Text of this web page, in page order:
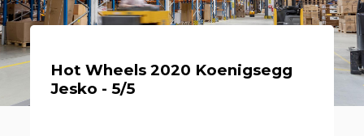
Hot Wheels 2020 Koenigsegg
Jesko - 5/5